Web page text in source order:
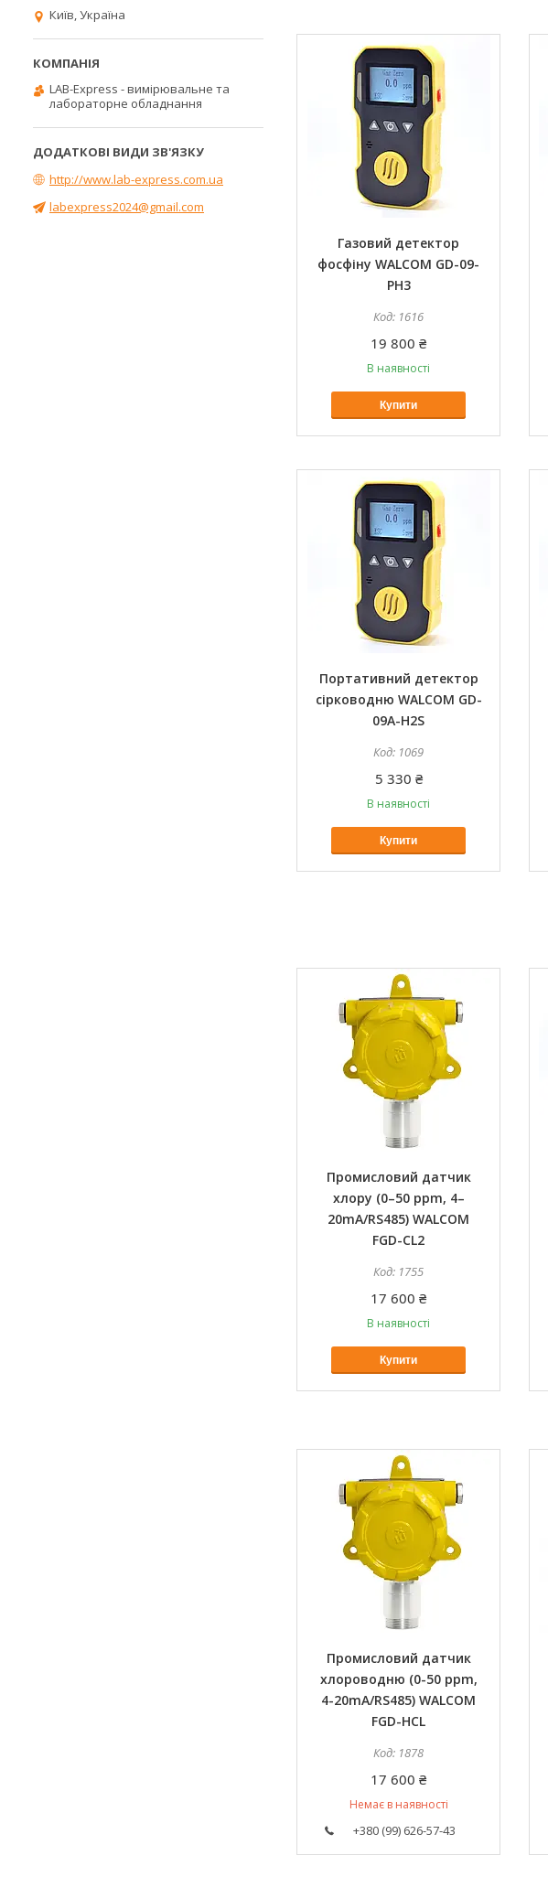
Газовий детектор
фосфіну WALCOM GD-09-
PH3
1616
19 800 ₴
В наявності
Купити
Портативний детектор
cірководню WALCOM GD-
09A-H2S
1069
5 330 ₴
В наявності
Купити
Промисловий датчик
хлору (0–50 ppm, 4–
20mA/RS485) WALCOM
FGD-CL2
1755
17 600 ₴
В наявності
Купити
Промисловий датчик
хлороводню (0-50 ppm,
4-20mA/RS485) WALCOM
FGD-HCL
1878
17 600 ₴
Немає в наявності
+380 (99) 626-57-43
Київ, Україна
LAB-Express - вимірювальне та
лабораторне обладнання
http://www.lab-express.com.ua
labexpress2024@gmail.com